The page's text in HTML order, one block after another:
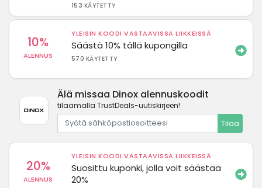
153 KÄYTETTY
10%
ALENNUS
YLEISIN KOODI VASTAAVISSA LIIKKEISSÄ
Säästä 10% tällä kupongilla
570 KÄYTETTY
Älä missaa Dinox alennuskoodit
tilaamalla TrustDeals-uutiskirjeen!
Tilaa
20%
ALENNUS
YLEISIN KOODI VASTAAVISSA LIIKKEISSÄ
Suosittu kuponki, jolla voit säästää
20%